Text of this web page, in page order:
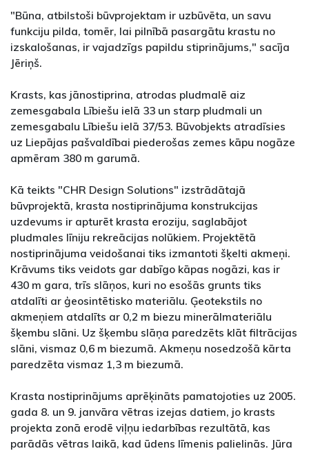
"Būna, atbilstoši būvprojektam ir uzbūvēta, un savu
funkciju pilda, tomēr, lai pilnībā pasargātu krastu no
izskalošanas, ir vajadzīgs papildu stiprinājums," sacīja
Jēriņš.
Krasts, kas jānostiprina, atrodas pludmalē aiz
zemesgabala Lībiešu ielā 33 un starp pludmali un
zemesgabalu Lībiešu ielā 37/53. Būvobjekts atradīsies
uz Liepājas pašvaldībai piederošas zemes kāpu nogāze
apmēram 380 m garumā.
Kā teikts "CHR Design Solutions" izstrādātajā
būvprojektā, krasta nostiprinājuma konstrukcijas
uzdevums ir apturēt krasta eroziju, saglabājot
pludmales līniju rekreācijas nolūkiem. Projektētā
nostiprinājuma veidošanai tiks izmantoti šķelti akmeņi.
Krāvums tiks veidots gar dabīgo kāpas nogāzi, kas ir
430 m gara, trīs slāņos, kuri no esošās grunts tiks
atdalīti ar ģeosintētisko materiālu. Ģeotekstils no
akmeņiem atdalīts ar 0,2 m biezu minerālmateriālu
šķembu slāni. Uz šķembu slāņa paredzēts klāt filtrācijas
slāni, vismaz 0,6 m biezumā. Akmeņu nosedzošā kārta
paredzēta vismaz 1,3 m biezumā.
Krasta nostiprinājums aprēķināts pamatojoties uz 2005.
gada 8. un 9. janvāra vētras izejas datiem, jo krasts
projekta zonā erodē viļņu iedarbības rezultātā, kas
parādās vētras laikā, kad ūdens līmenis palielinās. Jūra